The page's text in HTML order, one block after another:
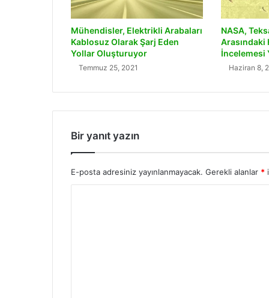
Mühendisler, Elektrikli Arabaları
Kablosuz Olarak Şarj Eden
Yollar Oluşturuyor
Temmuz 25, 2021
NASA,
Arasındaki
İncelemesi
Haziran 8,
Bir yanıt yazın
E-posta adresiniz yayınlanmayacak. Gerekli alanlar *